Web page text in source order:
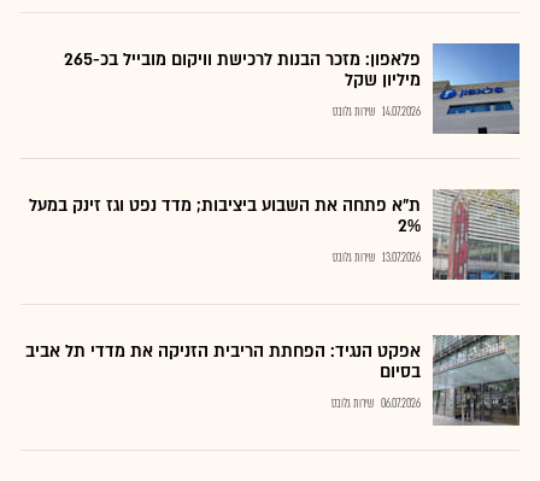
פלאפון: מזכר הבנות לרכישת וויקום מובייל בכ-265
מיליון שקל
14.07.2026 שירות גלובס
ת"א פתחה את השבוע ביציבות; מדד נפט וגז זינק במעל
2%
13.07.2026 שירות גלובס
אפקט הנגיד: הפחתת הריבית הזניקה את מדדי תל אביב
בסיום
06.07.2026 שירות גלובס